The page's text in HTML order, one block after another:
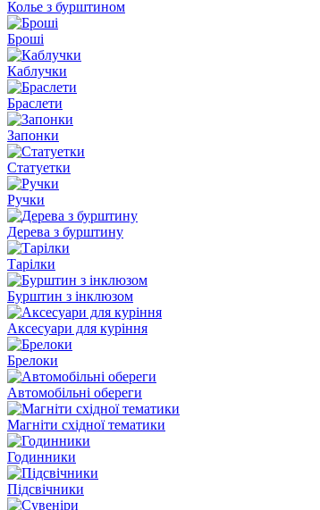
Колье з бурштином
Броші
Каблучки
Браслети
Запонки
Статуетки
Ручки
Дерева з бурштину
Тарілки
Бурштин з інклюзом
Аксесуари для куріння
Брелоки
Автомобільні обереги
Магніти східної тематики
Годинники
Підсвічники